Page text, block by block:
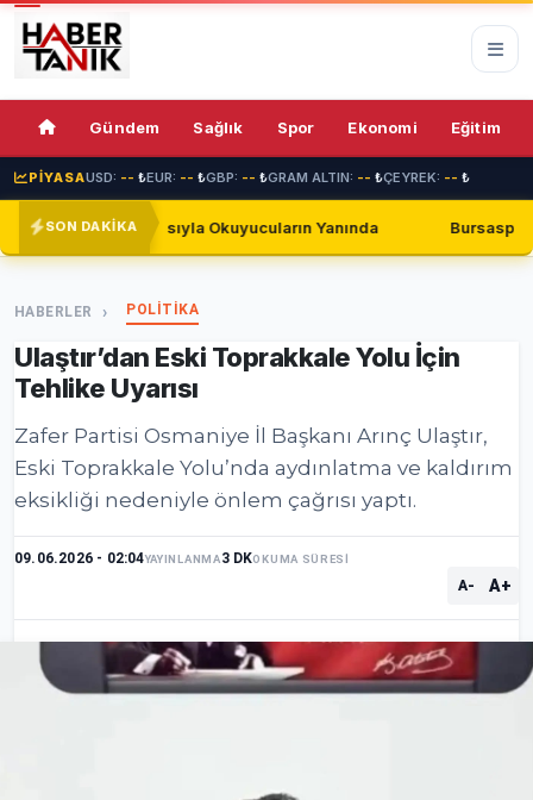
Gündem Sağlık Spor Ekonomi Eğitim
PİYASAUSD: -- ₺EUR: -- ₺GBP: -- ₺GRAM ALTIN: -- ₺ÇEYREK: -- ₺
SON DAKİKA
Okuyucuların Yanında Bursaspor, Shakhtar Donetsk
76%
HABERLER POLİTİKA
Ulaştır’dan Eski Toprakkale Yolu İçin
Tehlike Uyarısı
Zafer Partisi Osmaniye İl Başkanı Arınç Ulaştır,
Eski Toprakkale Yolu’nda aydınlatma ve kaldırım
eksikliği nedeniyle önlem çağrısı yaptı.
09.06.2026 - 02:04YAYINLANMA3 DKOKUMA SÜRESİ
A- A+